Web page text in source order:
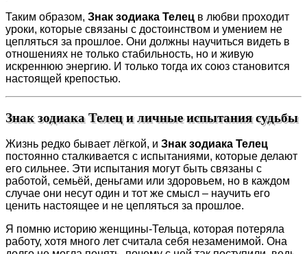
Таким образом, Знак зодиака Телец в любви проходит
уроки, которые связаны с достоинством и умением не
цепляться за прошлое. Они должны научиться видеть в
отношениях не только стабильность, но и живую
искреннюю энергию. И только тогда их союз становится
настоящей крепостью.
Знак зодиака Телец и личные испытания судьбы
Жизнь редко бывает лёгкой, и Знак зодиака Телец
постоянно сталкивается с испытаниями, которые делают
его сильнее. Эти испытания могут быть связаны с
работой, семьёй, деньгами или здоровьем, но в каждом
случае они несут один и тот же смысл – научить его
ценить настоящее и не цепляться за прошлое.
Я помню историю женщины-Тельца, которая потеряла
работу, хотя много лет считала себя незаменимой. Она